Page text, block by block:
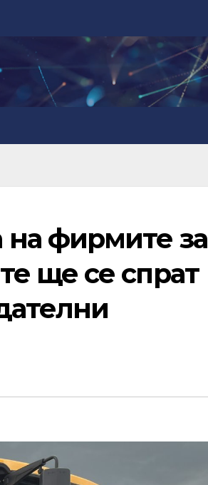
на фирмите за
ще се спрат